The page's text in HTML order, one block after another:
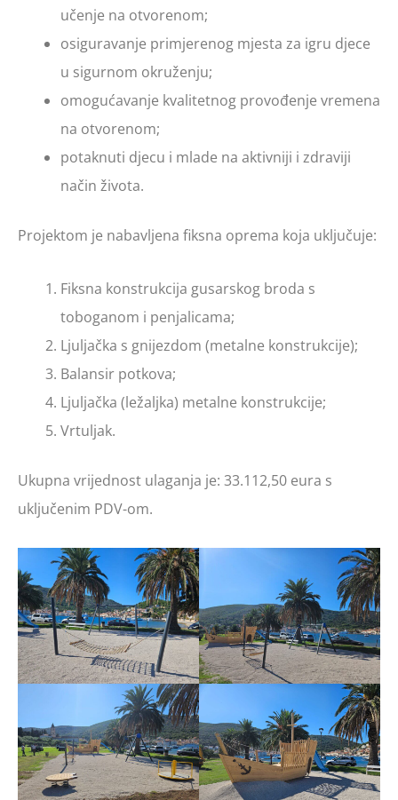
učenje na otvorenom;
osiguravanje primjerenog mjesta za igru djece
u sigurnom okruženju;
omogućavanje kvalitetnog provođenje vremena
na otvorenom;
potaknuti djecu i mlade na aktivniji i zdraviji
način života.
Projektom je nabavljena fiksna oprema koja uključuje:
Fiksna konstrukcija gusarskog broda s
toboganom i penjalicama;
Ljuljačka s gnijezdom (metalne konstrukcije);
Balansir potkova;
Ljuljačka (ležaljka) metalne konstrukcije;
Vrtuljak.
Ukupna vrijednost ulaganja je: 33.112,50 eura s
uključenim PDV-om.